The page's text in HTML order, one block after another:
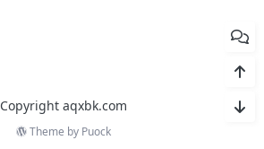
Copyright aqxbk.com
Theme by Puock